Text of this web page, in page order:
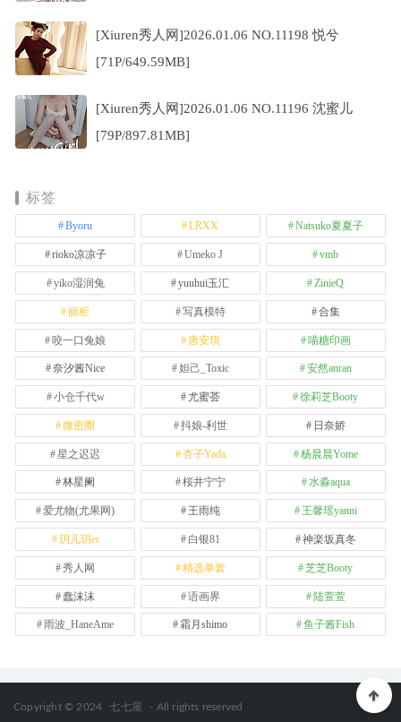
[Xiuren秀人网]2026.01.06 NO.11198 悦兮
[71P/649.59MB]
[Xiuren秀人网]2026.01.06 NO.11196 沈蜜儿
[79P/897.81MB]
标签
Byoru LRXX Natsuko夏夏子
rioko凉凉子 Umeko J vmb
yiko湿润兔 yuuhui玉汇 ZinieQ
丽柜 写真模特 合集
咬一口兔娘 唐安琪 喵糖印画
奈汐酱Nice 妲己_Toxic 安然anran
小仓千代w 尤蜜荟 徐莉芝Booty
微密圈 抖娘-利世 日奈娇
星之迟迟 杏子Yada 杨晨晨Yome
林星阑 桜井宁宁 水淼aqua
爱尤物(尤果网) 王雨纯 王馨瑶yanni
玥儿玥er 白银81 神楽坂真冬
秀人网 精选单套 芝芝Booty
蠢沫沫 语画界 陆萱萱
雨波_HaneAme 霜月shimo 鱼子酱Fish
Copyright © 2024 七七屋 - All rights reserved